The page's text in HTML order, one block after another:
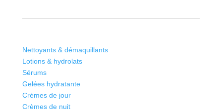
Nettoyants & démaquillants
Lotions & hydrolats
Sérums
Gelées hydratante
Crèmes de jour
Crèmes de nuit